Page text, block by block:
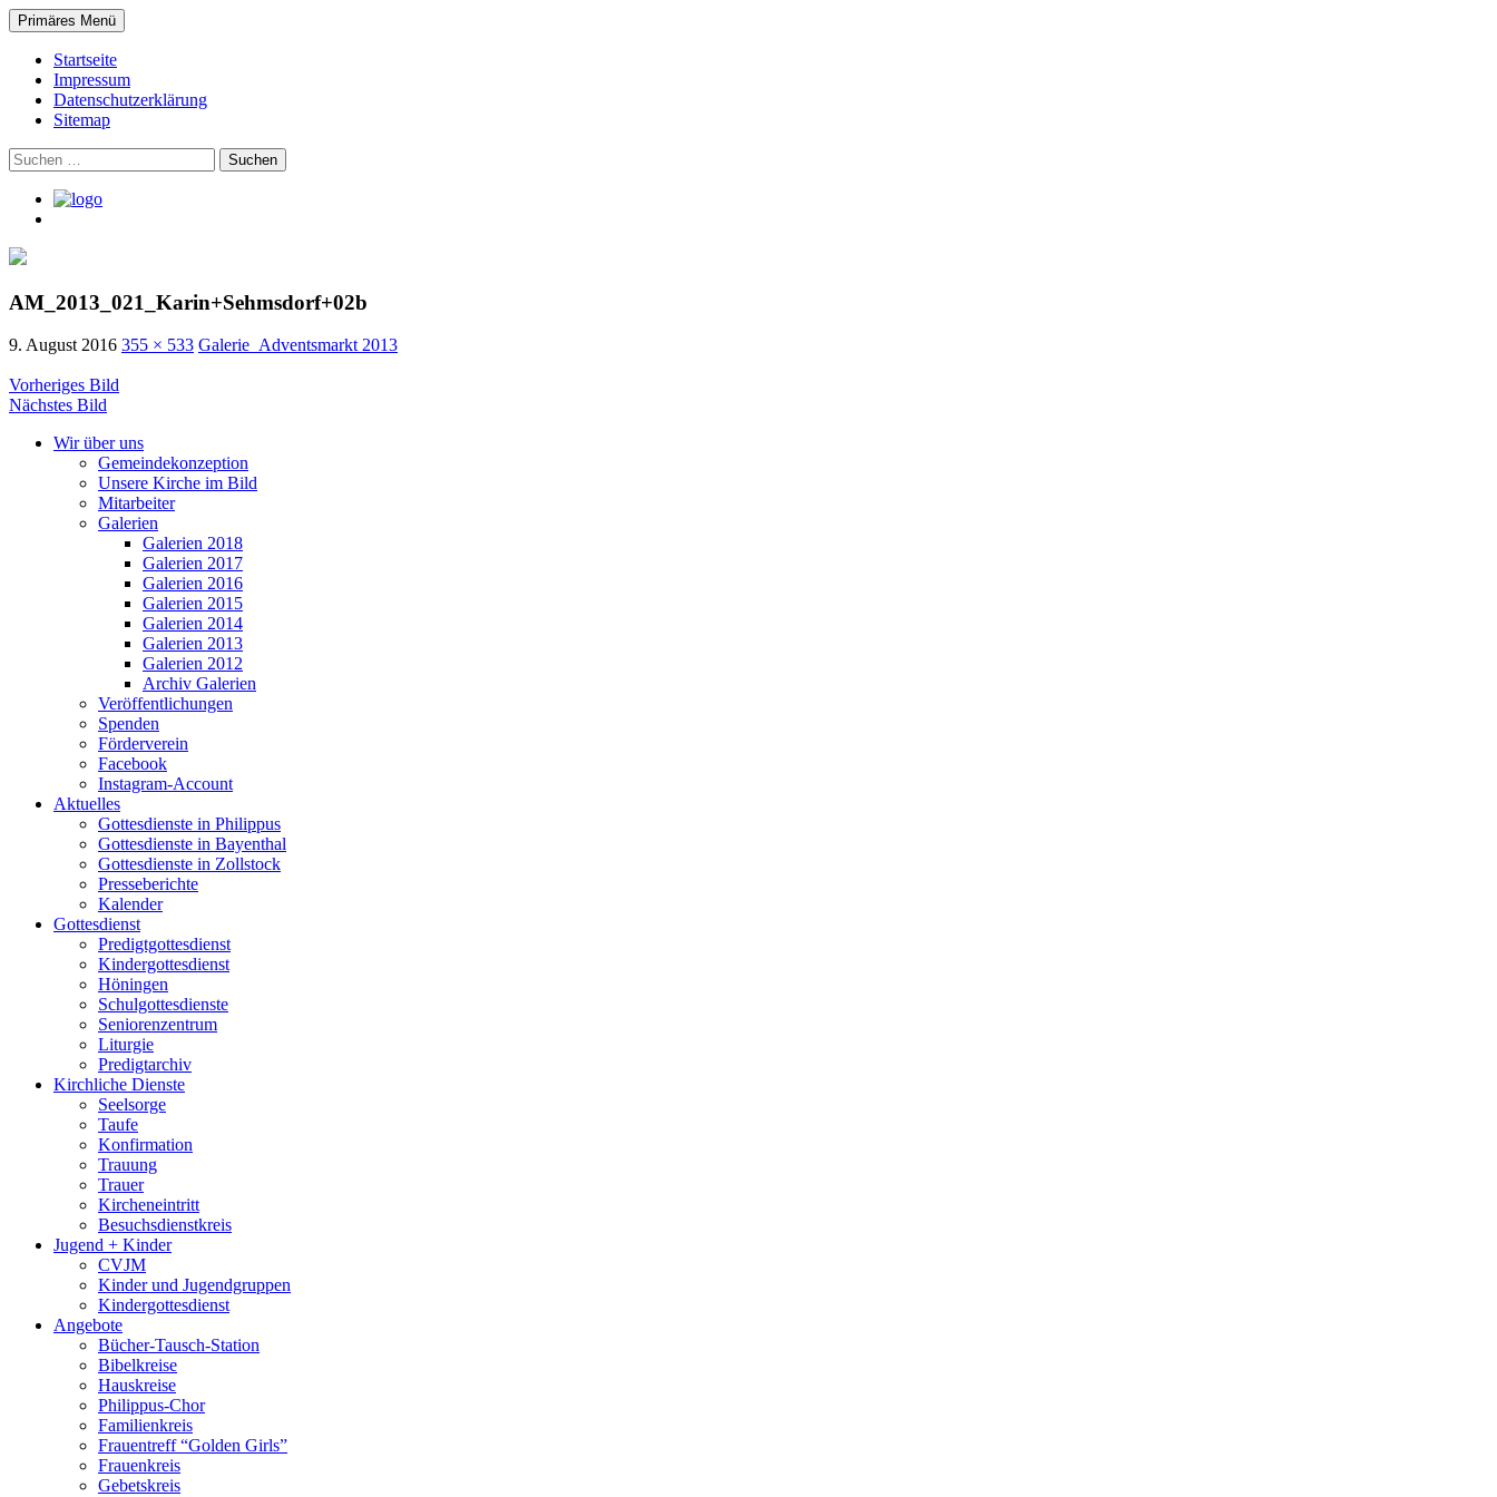
Evangelische Philippus-Gemeinde Köln
Suchen
Primäres Menü Zum
Inhalt
Startseite
Impressum
Datenschutzerklärung
Sitemap
Suchen
nach:
AM_2013_021_Karin+Sehmsdorf+02b
9. August 2016 355 × 533 Galerie_Adventsmarkt 2013
Vorheriges Bild
Nächstes Bild
Wir über uns
Gemeindekonzeption
Unsere Kirche im Bild
Mitarbeiter
Galerien
Galerien 2018
Galerien 2017
Galerien 2016
Galerien 2015
Galerien 2014
Galerien 2013
Galerien 2012
Archiv Galerien
Veröffentlichungen
Spenden
Förderverein
Facebook
Instagram-Account
Aktuelles
Gottesdienste in Philippus
Gottesdienste in Bayenthal
Gottesdienste in Zollstock
Presseberichte
Kalender
Gottesdienst
Predigtgottesdienst
Kindergottesdienst
Höningen
Schulgottesdienste
Seniorenzentrum
Liturgie
Predigtarchiv
Kirchliche Dienste
Seelsorge
Taufe
Konfirmation
Trauung
Trauer
Kircheneintritt
Besuchsdienstkreis
Jugend + Kinder
CVJM
Kinder und Jugendgruppen
Kindergottesdienst
Angebote
Bücher-Tausch-Station
Bibelkreise
Hauskreise
Philippus-Chor
Familienkreis
Frauentreff “Golden Girls”
Frauenkreis
Gebetskreis